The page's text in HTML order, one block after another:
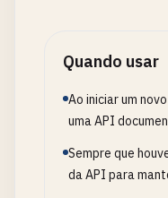
Quando usar
Ao iniciar um
uma API
Sempre que
da API para